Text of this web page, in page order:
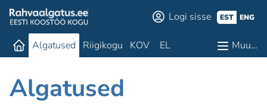
Logi sisse EST ENG
Algatused Riigikogu KOV EL Muu…
Algatused